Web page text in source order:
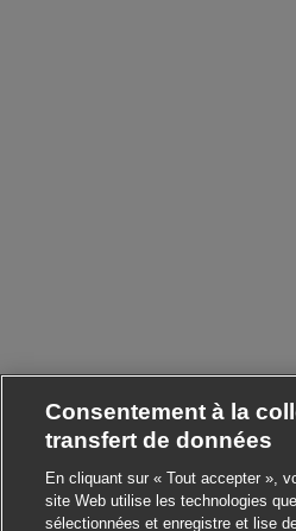
Consentement à la
transfert de données
En cliquant sur « Tout accepter »,
site Web utilise les technologies
sélectionnées et enregistre et lise